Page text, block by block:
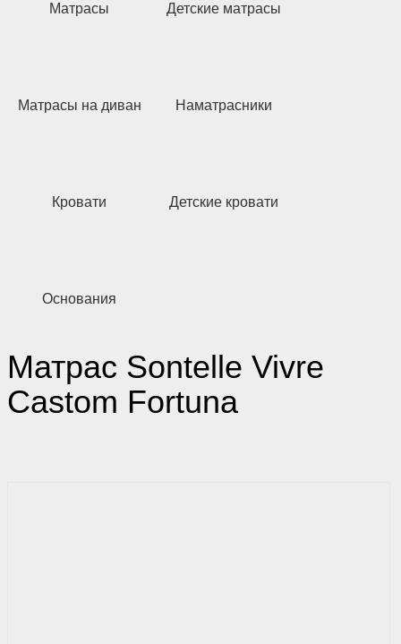
Матрасы Детские матрасы
Матрасы на диван Наматрасники
Кровати Детские кровати
Основания
Матрас Sontelle Vivre
Castom Fortuna